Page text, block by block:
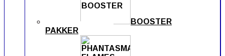
BOOSTER
PAKKER